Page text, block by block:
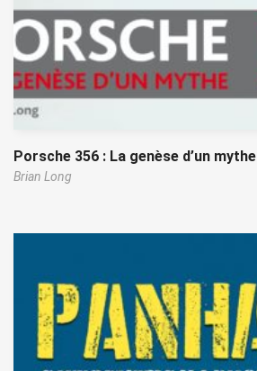
Porsche 356 : La genèse d’un mythe
Brian Long